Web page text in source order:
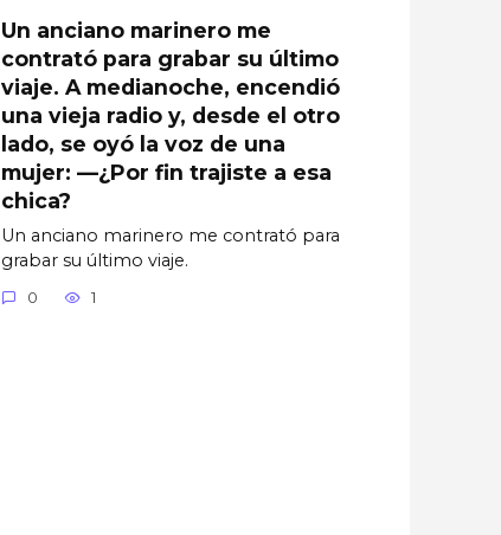
Un anciano marinero me
contrató para grabar su último
viaje. A medianoche, encendió
una vieja radio y, desde el otro
lado, se oyó la voz de una
mujer: —¿Por fin trajiste a esa
chica?
Un anciano marinero me contrató para
grabar su último viaje.
0 1